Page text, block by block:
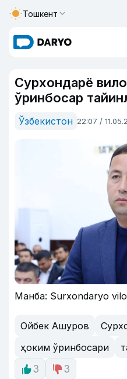
Тошкент
Сурхондарё
ўринбосар
Ўзбекистон 22:07 /
Манба: Surxondaryo
Ойбек Ашуров
ҳоким ўринбосари
3
3